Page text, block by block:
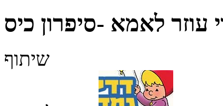
עוזר לאמא -סיפרון כיס
שיתוף